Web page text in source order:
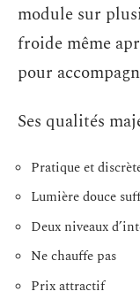
module sur
froide même
pour
Ses qualités
Pratique et
Lumière douce
Deux niveaux
Ne chauffe pas
Prix attractif